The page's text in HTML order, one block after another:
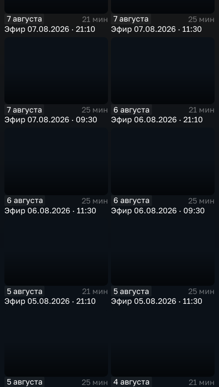
7 августа
21 мин
Эфир 07.08.2026 · 21:10
7 августа
25 мин
Эфир 07.08.2026 · 11:30
7 августа
25 мин
Эфир 07.08.2026 · 09:30
6 августа
21 мин
Эфир 06.08.2026 · 21:10
6 августа
25 мин
Эфир 06.08.2026 · 11:30
6 августа
25 мин
Эфир 06.08.2026 · 09:30
5 августа
21 мин
Эфир 05.08.2026 · 21:10
5 августа
25 мин
Эфир 05.08.2026 · 11:30
5 августа
25 мин
4 августа
21 мин